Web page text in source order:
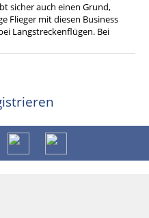
sicher auch einen Grund,
Flieger mit diesen Business
Langstreckenflügen. Bei